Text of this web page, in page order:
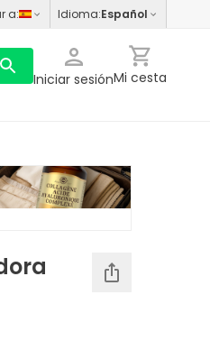
a: Idioma:Español
Iniciar sesiónMi cesta